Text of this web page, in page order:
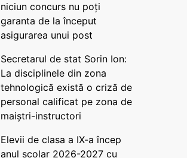
niciun concurs nu poți
garanta de la început
asigurarea unui post
Secretarul de stat Sorin Ion:
La disciplinele din zona
tehnologică există o criză de
personal calificat pe zona de
maiștri-instructori
Elevii de clasa a IX-a încep
anul școlar 2026-2027 cu